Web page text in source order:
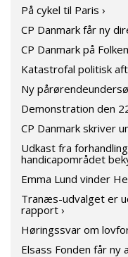
På cykel til Paris ›
CP Danmark får ny
CP Danmark på
Katastrofal politisk
Ny
Demonstration den
CP Danmark skriver
Udkast fra
handicapområdet
Emma Lund vinder
Tranæs-udvalget er
rapport ›
Høringssvar om
Elsass Fonden får ny